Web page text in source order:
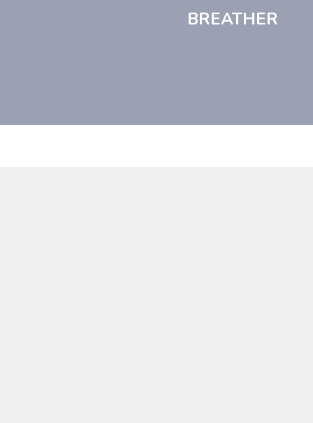
BREATHER